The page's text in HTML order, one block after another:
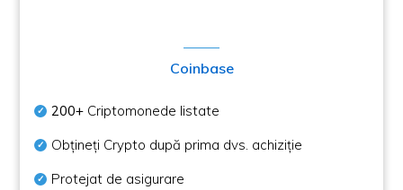
Coinbase
200+ Criptomonede listate
Obțineți Crypto după prima dvs. achiziție
Protejat de asigurare